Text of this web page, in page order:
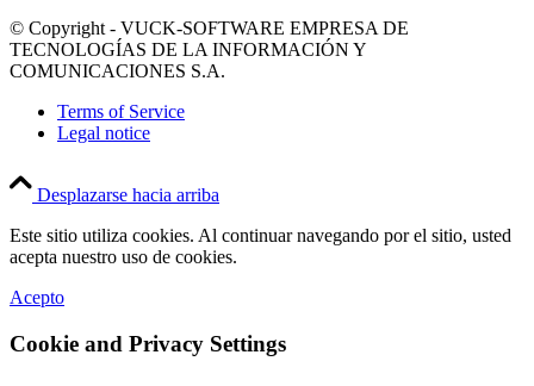
© Copyright - VUCK-SOFTWARE EMPRESA DE
TECNOLOGÍAS DE LA INFORMACIÓN Y
COMUNICACIONES S.A.
Terms of Service
Legal notice
Desplazarse hacia arriba
Este sitio utiliza cookies. Al continuar navegando por el sitio, usted
acepta nuestro uso de cookies.
Acepto
Cookie and Privacy Settings